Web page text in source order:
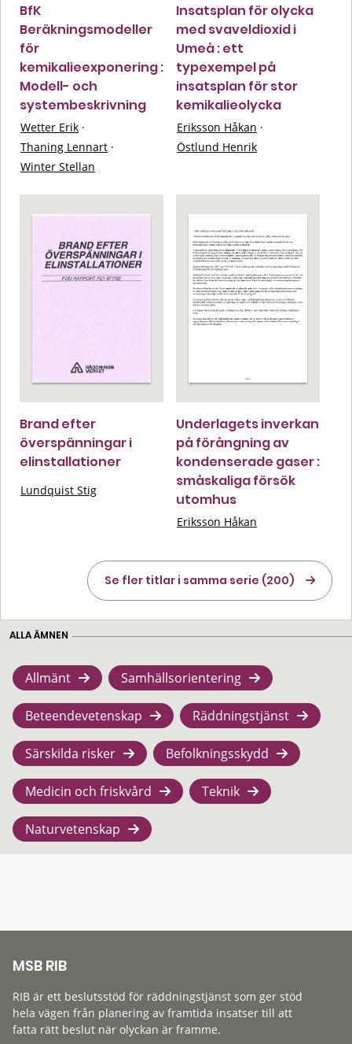
BfK
Beräkningsmodeller
för
kemikalieexponering :
Modell- och
systembeskrivning
Wetter Erik ·
Thaning Lennart ·
Winter Stellan
Insatsplan för olycka
med svaveldioxid i
Umeå : ett
typexempel på
insatsplan för stor
kemikalieolycka
Eriksson Håkan ·
Östlund Henrik
Brand efter
överspänningar i
elinstallationer
Lundquist Stig
Underlagets inverkan
på förångning av
kondenserade gaser :
småskaliga försök
utomhus
Eriksson Håkan
Se fler titlar i samma serie (200)
ALLA ÄMNEN
Allmänt Samhällsorientering
Beteendevetenskap Räddningstjänst
Särskilda risker Befolkningsskydd
Medicin och friskvård Teknik
Naturvetenskap
MSB RIB
RIB är ett beslutsstöd för räddningstjänst som ger stöd
hela vägen från planering av framtida insatser till att
fatta rätt beslut när olyckan är framme.